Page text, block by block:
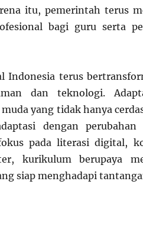
itu, pemerintah terus
bagi guru serta
Indonesia terus
dan teknologi.
yang tidak hanya
dengan
pada literasi digital,
kurikulum berupaya
siap menghadapi